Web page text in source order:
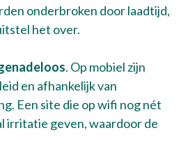
onderbroken door laadtijd,
het over.
. Op mobiel zijn
en afhankelijk van
Een site die op wifi nog nét
irritatie geven, waardoor de